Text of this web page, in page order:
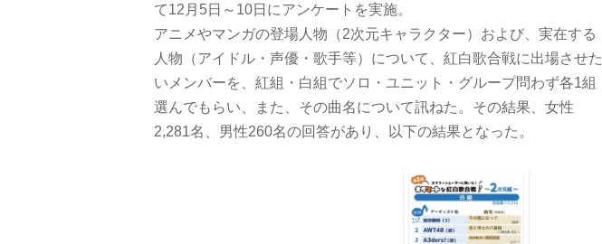
て12月5日～10日にアンケートを実施。
アニメやマンガの登場人物（2次元キャラクター）および、実在する
人物（アイドル・声優・歌手等）について、紅白歌合戦に出場させた
いメンバーを、紅組・白組でソロ・ユニット・グループ問わず各1組
選んでもらい、また、その曲名について訊ねた。その結果、女性
2,281名、男性260名の回答があり、以下の結果となった。